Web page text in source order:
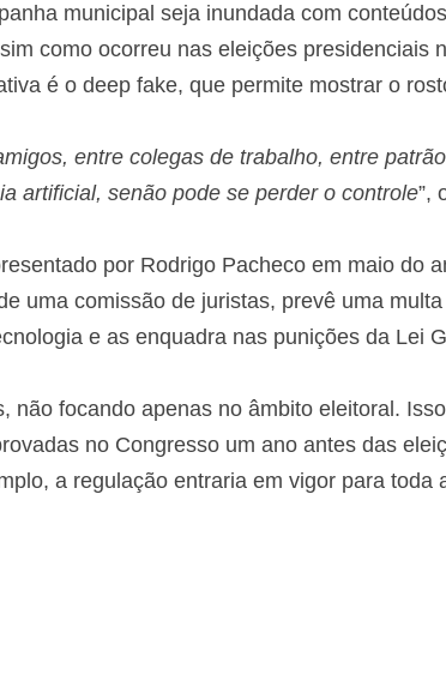
municipal seja inundada com
como ocorreu nas eleições presidenciais
é o deep fake, que permite mostrar o
entre colegas de trabalho, entre patrão
artificial, senão pode se perder o controle”,
por Rodrigo Pacheco em maio do
uma comissão de juristas, prevê uma
e as enquadra nas punições da Lei
não focando apenas no âmbito eleitoral.
no Congresso um ano antes das
a regulação entraria em vigor para toda